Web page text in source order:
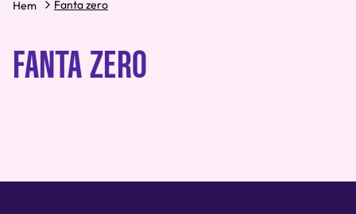
Hem Fanta zero
FANTA ZERO